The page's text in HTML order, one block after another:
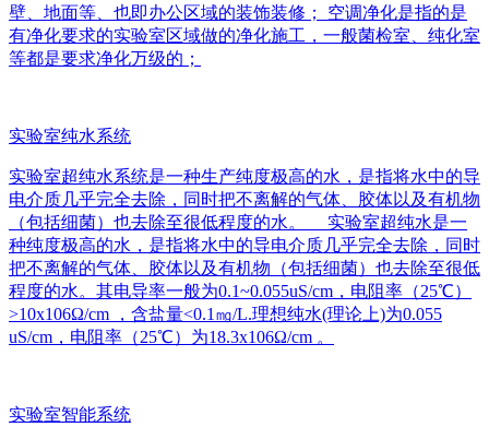
壁、地面等、也即办公区域的装饰装修； 空调净化是指的是
有净化要求的实验室区域做的净化施工，一般菌检室、纯化室
等都是要求净化万级的；
实验室纯水系统
实验室超纯水系统是一种生产纯度极高的水，是指将水中的导
电介质几乎完全去除，同时把不离解的气体、胶体以及有机物
（包括细菌）也去除至很低程度的水。 实验室超纯水是一
种纯度极高的水，是指将水中的导电介质几乎完全去除，同时
把不离解的气体、胶体以及有机物（包括细菌）也去除至很低
程度的水。其电导率一般为0.1~0.055uS/cm，电阻率（25℃）
>10x106Ω/cm ，含盐量<0.1㎎/L.理想纯水(理论上)为0.055
uS/cm，电阻率（25℃）为18.3x106Ω/cm 。
实验室智能系统